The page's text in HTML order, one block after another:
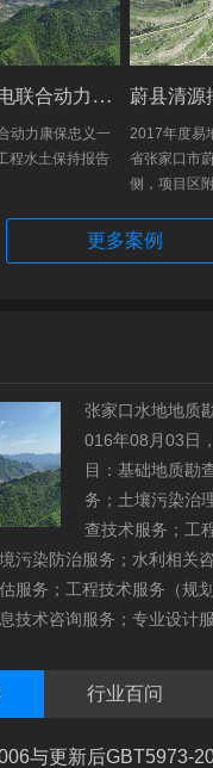
冀北张家口国电联合动力康保忠义一期风电220kV送出工程水土保持报告表
动力康保忠义一
程水土保持报告
2017年度易
省张家口市
侧，项目区
位置优越。
项目总占地
更多案例
张家口水地地质
016年08月03日
目：基础地质勘
务；土壤污染治
查技术服务；工
污染防治服务；水利相关
服务；工程技术服务（规
技术咨询服务；专业设计服
行业百问